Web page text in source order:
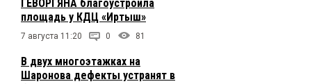
ГЕВОРГЯНА благоустроила
площадь у КДЦ «Иртыш»
7 августа 11:20 0 81
В двух многоэтажках на
Шаронова дефекты устранят в